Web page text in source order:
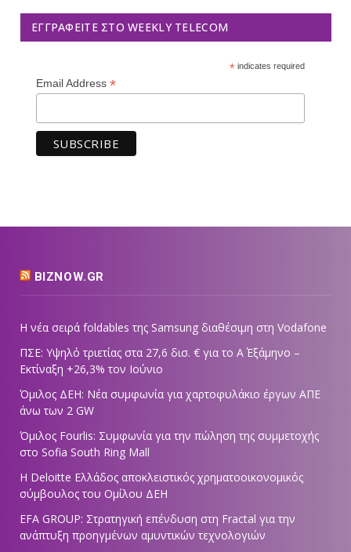
ΕΓΓΡΑΦΕΊΤΕ ΣΤΟ WEEKLY TELECOM
*indicates required
Email Address *
BIZNOW.GR
Η νέα σειρά foldables της Samsung διαθέσιμη στη Vodafone
ΠΣΕ: Υψηλό τριετίας στα 27,6 δισ. € για το Α΄ Εξάμηνο –
Εκτίναξη +26,3% τον Ιούνιο
Όμιλος ΔΕΗ: Νέα συμφωνία για χαρτοφυλάκιο έργων ΑΠΕ
άνω των 2 GW
Όμιλος Fourlis: Συμφωνία για την πώληση της συμμετοχής
στο Sofia South Ring Mall
Η Deloitte Ελλάδος αποκλειστικός χρηματοοικονομικός
σύμβουλος του Ομίλου ΔΕΗ
EFA GROUP: Στρατηγική επένδυση στη Fractal για την
ανάπτυξη προηγμένων αμυντικών τεχνολογιών